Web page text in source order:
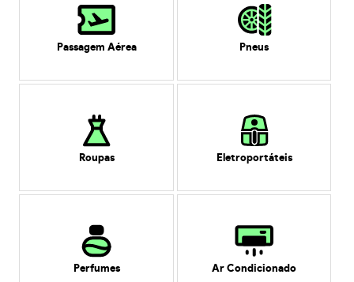
Passagem Aérea Pneus
Roupas Eletroportáteis
Perfumes Ar Condicionado